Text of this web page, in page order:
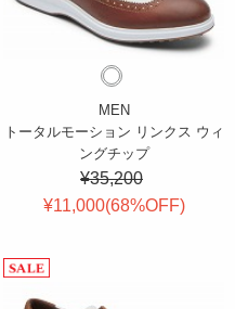
MEN
トータルモーション リンクス ウィ
ングチップ
¥35,200
¥11,000(68%OFF)